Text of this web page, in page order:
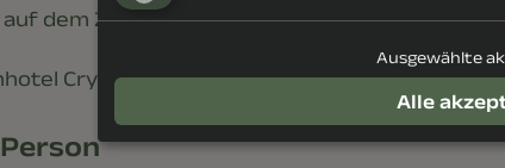
dem Zimmer bei Anreise
Crystal Inklusivleistungen
Ausgewählte
Alle